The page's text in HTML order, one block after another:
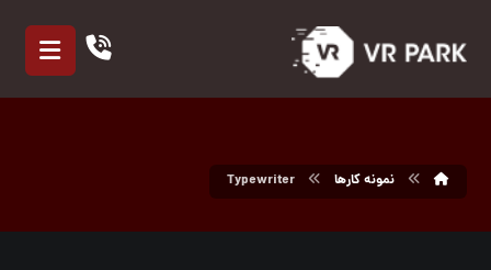
نمونه کارها Typewriter